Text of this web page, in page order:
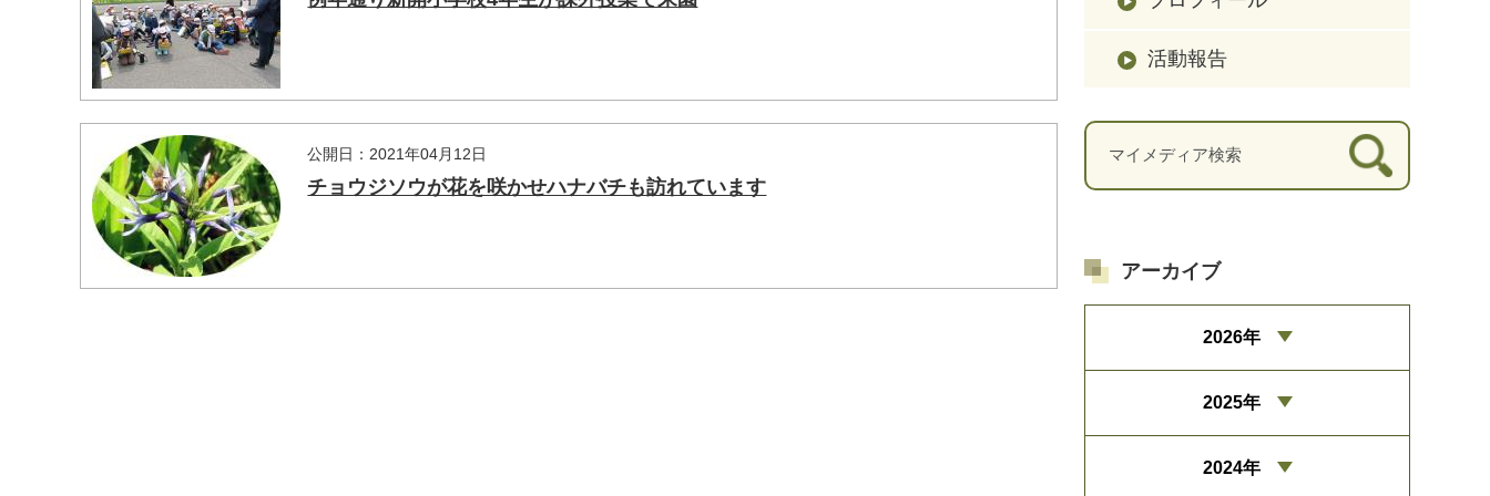
公開日：2021年04月12日
チョウジソウが花を咲かせハナバチも訪れています
活動報告
アーカイブ
2026年
2025年
2024年